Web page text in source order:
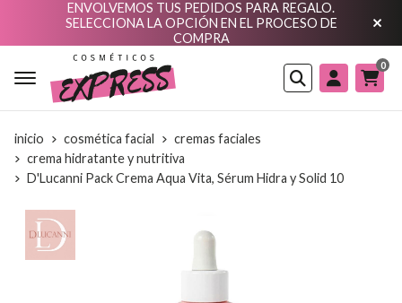
ENVOLVEMOS TUS PEDIDOS PARA REGALO.
SELECCIONA LA OPCIÓN EN EL PROCESO DE
COMPRA
Buscar
0
inicio cosmética facial
cremas faciales
crema hidratante y nutritiva
D'Lucanni Pack Crema Aqua Vita, Sérum Hidra y Solid 10